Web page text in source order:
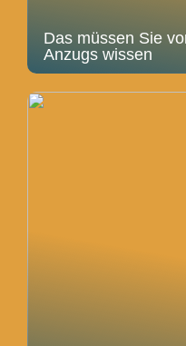
Das müssen Sie
Anzugs wissen